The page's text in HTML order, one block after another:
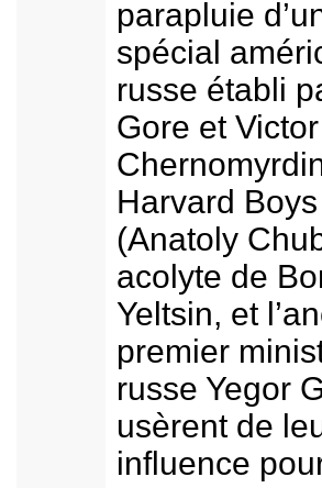
parapluie
spécial
russe établi
Gore et Victor
Harvard
(Anatoly
acolyte de
Yeltsin, et
premier
russe Yegor
usèrent de
influence